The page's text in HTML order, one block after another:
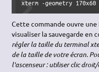
xterm -geometry
Cette commande ouvre
visualiser la sauvegarde en
régler la taille du terminal
de la taille de votre écran.
l'ascenseur : utiliser clic droit/